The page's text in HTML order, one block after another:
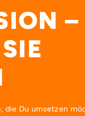
–
die Du umsetzen